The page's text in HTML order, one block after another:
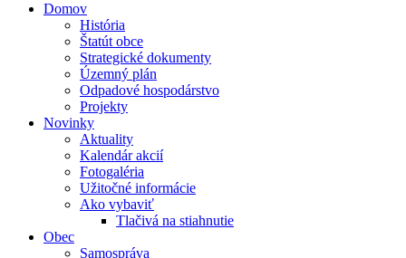
Domov
História
Štatút obce
Strategické dokumenty
Územný plán
Odpadové hospodárstvo
Projekty
Novinky
Aktuality
Kalendár akcií
Fotogaléria
Užitočné informácie
Ako vybaviť
Tlačivá na stiahnutie
Obec
Samospráva